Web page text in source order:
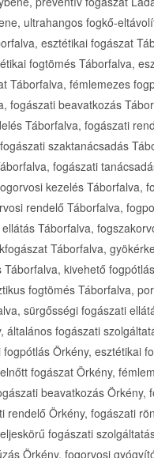
ultrahangos fogkő-
esztétikai fogászat
fogtömés Táborfalva,
Táborfalva, fémlemezes
fogászati beavatkozás
Táborfalva, fogászati
szaktanácsadás
fogászati
kezelés Táborfalva,
rendelő Táborfalva,
Táborfalva,
Táborfalva,
kivehető
fogtömés Táborfalva,
sürgősségi fogászati
általános fogászati
Örkény, esztétikai
fogászat Örkény,
beavatkozás
rendelő Örkény, fogászati
fogászati
Örkény, fogorvosi